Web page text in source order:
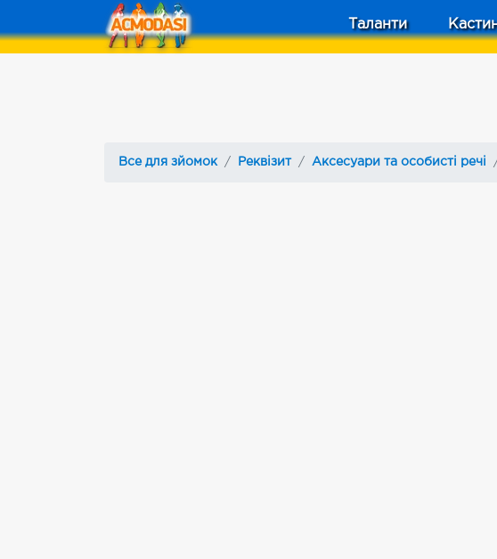
Таланти
Все для зйомок Реквізит Аксесуари та особисті речі